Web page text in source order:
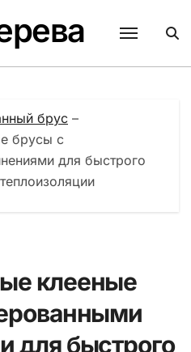
брус –
брусы с
для быстрого
клееные
для быстрого